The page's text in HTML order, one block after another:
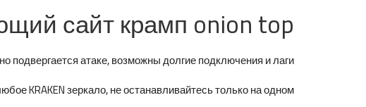
сайт крамп onion top
подвергается атаке, возможны долгие подключения и лаги.
KRAKEN зеркало, не останавливайтесь только на одном.